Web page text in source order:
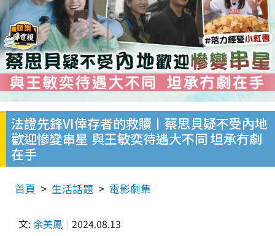
法證先鋒VI倖存者的救贖丨蔡思貝疑不受內地
歡迎慘變串星 與王敏奕待遇大不同 坦承冇劇
在手
首頁 生活話題 電影劇集
文: 余美鳳 2024.08.13